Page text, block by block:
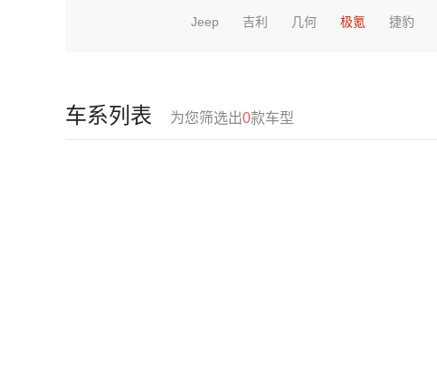
Jeep 吉利 几何 极氪 捷豹
车系列表 为您筛选出0款车型